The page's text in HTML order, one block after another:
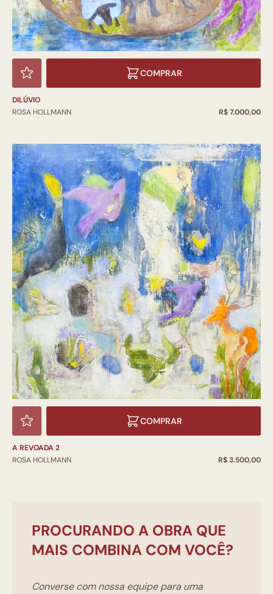
COMPRAR
DILÚVIO
ROSA HOLLMANN
R$ 7.000,00
COMPRAR
A REVOADA 2
ROSA HOLLMANN
R$ 3.500,00
PROCURANDO A OBRA QUE
MAIS COMBINA COM VOCÊ?
Converse com nossa equipe para uma